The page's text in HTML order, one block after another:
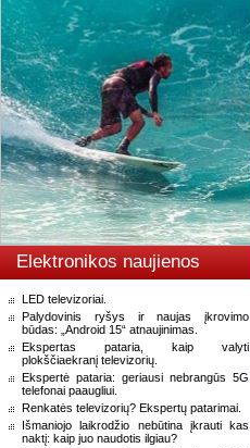
Elektronikos naujienos
LED televizoriai.
Palydovinis ryšys ir naujas įkrovimo
būdas: „Android 15“ atnaujinimas.
Ekspertas pataria, kaip valyti
plokščiaekranį televizorių.
Ekspertė pataria: geriausi nebrangūs 5G
telefonai paaugliui.
Renkatės televizorių? Ekspertų patarimai.
Išmaniojo laikrodžio nebūtina įkrauti kas
naktį: kaip juo naudotis ilgiau?